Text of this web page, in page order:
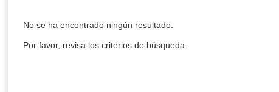
No se ha encontrado ningún resultado.
Por favor, revisa los criterios de búsqueda.